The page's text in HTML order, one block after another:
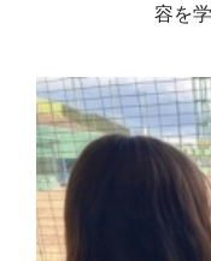
容を